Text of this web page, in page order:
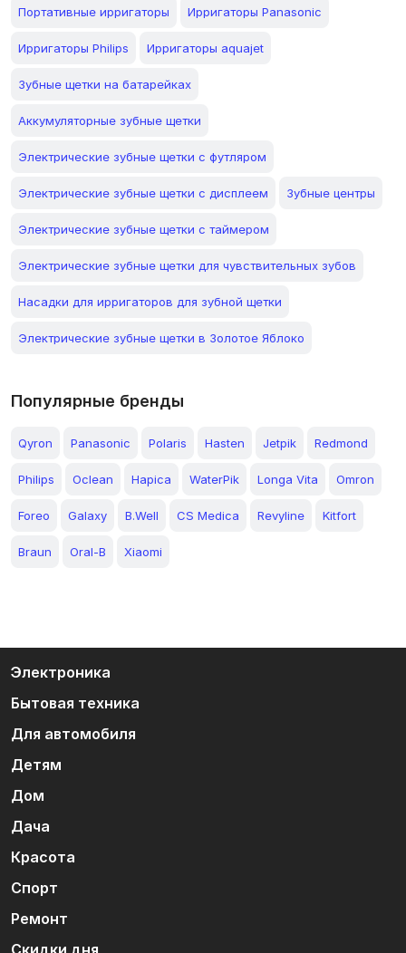
Портативные ирригаторы Ирригаторы Panasonic
Ирригаторы Philips Ирригаторы aquajet
Зубные щетки на батарейках
Аккумуляторные зубные щетки
Электрические зубные щетки с футляром
Электрические зубные щетки с дисплеем Зубные центры
Электрические зубные щетки с таймером
Электрические зубные щетки для чувствительных зубов
Насадки для ирригаторов для зубной щетки
Электрические зубные щетки в Золотое Яблоко
Популярные бренды
Qyron Panasonic Polaris Hasten Jetpik Redmond
Philips Oclean Hapica WaterPik Longa Vita Omron
Foreo Galaxy B.Well CS Medica Revyline Kitfort
Braun Oral-B Xiaomi
Электроника
Бытовая техника
Для автомобиля
Детям
Дом
Дача
Красота
Спорт
Ремонт
Скидки дня